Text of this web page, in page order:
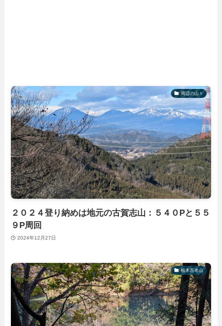
周辺の山々
２０２４登り納めは地元の古賀志山：５４０Pと５５
９P周回
2024年12月27日
栃木百名山